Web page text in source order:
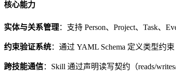
核心能力
实体与关系管理：支持 Person、Project、Task、
约束验证系统：通过 YAML Schema 定义类型约
跨技能通信：Skill 通过声明读写契约（reads/